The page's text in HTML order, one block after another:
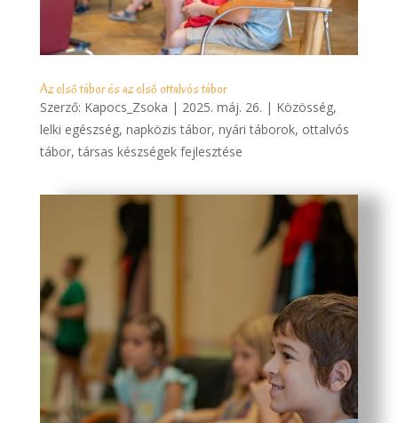
Az első tábor és az első ottalvós tábor
Szerző: Kapocs_Zsoka | 2025. máj. 26. | Közösség,
lelki egészség, napközis tábor, nyári táborok, ottalvós
tábor,társas készségek fejlesztése